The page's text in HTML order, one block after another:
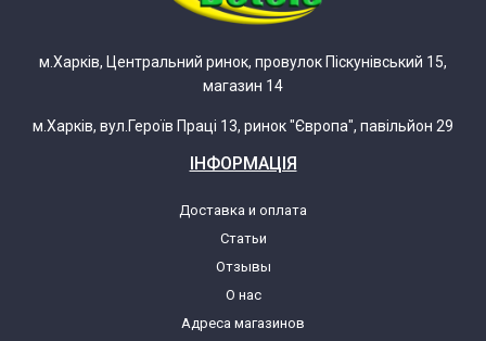
м.Харків, Центральний ринок, провулок Піскунівський 15,
магазин 14
м.Харків, вул.Героїв Праці 13, ринок "Європа", павільйон 29
ІНФОРМАЦІЯ
Доставка и оплата
Статьи
Отзывы
О нас
Адреса магазинов